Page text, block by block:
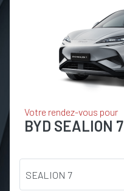
Votre rendez-vous pour
BYD SEALION 7